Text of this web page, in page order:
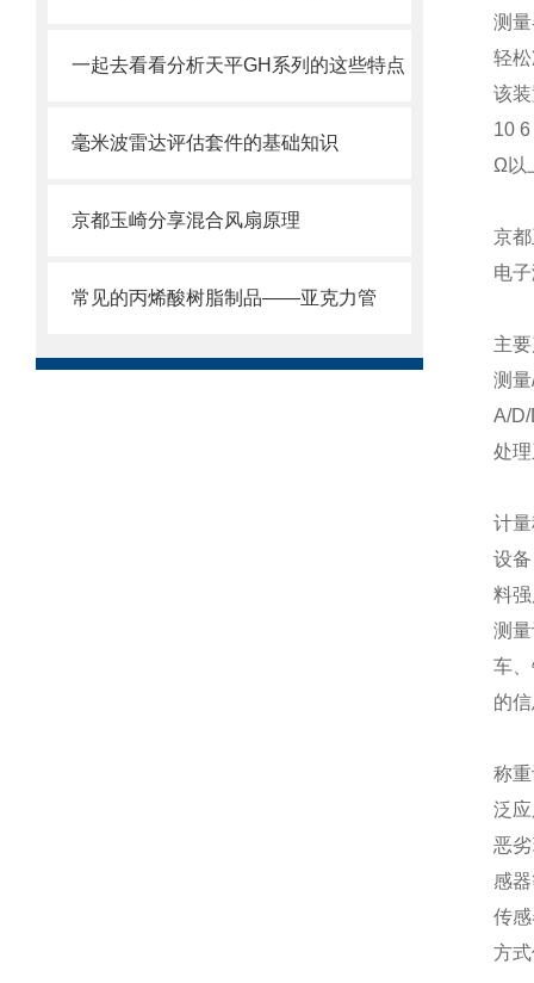
一起去看看分析天平GH系列的这些特点
毫米波雷达评估套件的基础知识
京都玉崎分享混合风扇原理
常见的丙烯酸树脂制品——亚克力管
测
轻
该
10 6
Ω以
京
电
主
测
A/
处
计
设
料
测
车
的
称
泛
恶
感
传
方